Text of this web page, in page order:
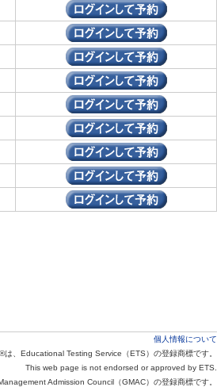
個人情報について
、Educational Testing Service（ETS）の登録商標です。
This web page is not endorsed or approved by ETS.
Admission Council（GMAC）の登録商標です。